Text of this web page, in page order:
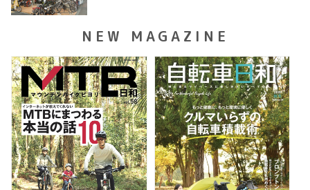
NEW MAGAZINE